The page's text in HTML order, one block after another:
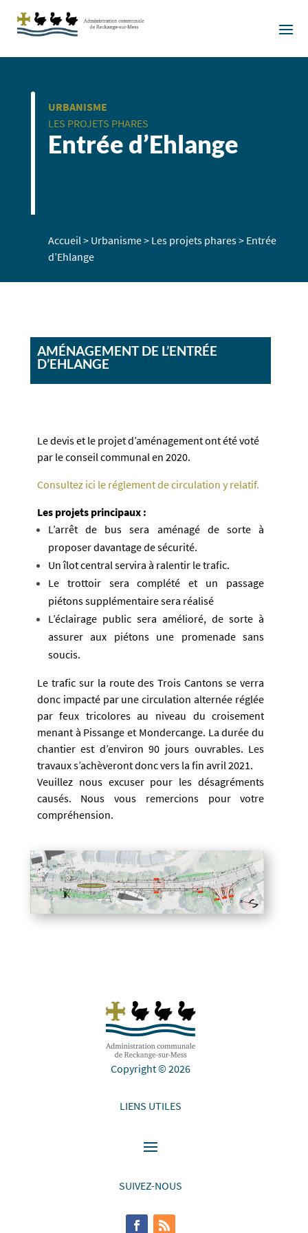
URBANISME
LES PROJETS PHARES
Entrée d’Ehlange
Accueil > Urbanisme> Les projets phares> Entrée
d’Ehlange
AMÉNAGEMENT DE L’ENTRÉE
D’EHLANGE
Le devis et le projet d’aménagement ont été voté
par le conseil communal en 2020.
Consultez ici le réglement de circulation y relatif.
Les projets principaux :
L’arrêt de bus sera aménagé de sorte à
proposer davantage de sécurité.
Un îlot central servira à ralentir le trafic.
Le trottoir sera complété et un passage
piétons supplémentaire sera réalisé
L’éclairage public sera amélioré, de sorte à
assurer aux piétons une promenade sans
soucis.
Le trafic sur la route des Trois Cantons se verra
donc impacté par une circulation alternée réglée
par feux tricolores au niveau du croisement
menant à Pissange et Mondercange. La durée du
chantier est d’environ 90 jours ouvrables. Les
travaux s’achèveront donc vers la fin avril 2021.
Veuillez nous excuser pour les désagréments
causés. Nous vous remercions pour votre
compréhension.
Copyright © 2026
LIENS UTILES
SUIVEZ-NOUS